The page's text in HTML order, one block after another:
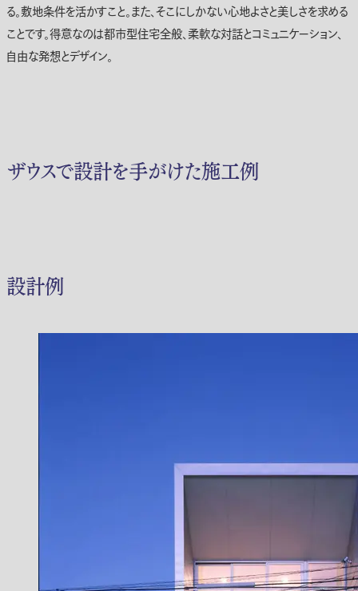
る。敷地条件を活かすこと。また、そこにしかない心地よさと美しさを求める
ことです。得意なのは都市型住宅全般、柔軟な対話とコミュニケーション、
自由な発想とデザイン。
ザウスで設計を手がけた施工例
設計例